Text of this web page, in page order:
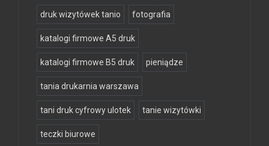
druk wizytówek tanio fotografia
katalogi firmowe A5 druk
katalogi firmowe B5 druk pieniądze
tania drukarnia warszawa
tani druk cyfrowy ulotek tanie wizytówki
teczki biurowe